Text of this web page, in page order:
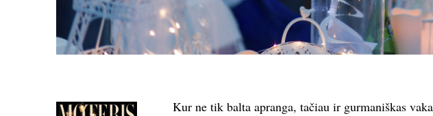
Kur ne tik balta apranga, tačiau ir gurmaniškas